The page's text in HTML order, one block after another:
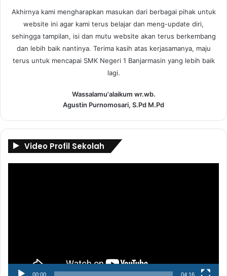
Akhirnya kami mengharapkan masukan dari berbagai pihak untuk
website ini agar kami terus belajar dan meng-update diri,
sehingga tampilan, isi dan mutu website akan terus berkembang
dan lebih baik nantinya. Terima kasih atas kerjasamanya, maju
terus untuk mencapai SMK Negeri 1 Banjarmasin yang lebih baik
lagi.
Wassalamu'alaikum wr.wb.
Agustin Purnomosari, S.Pd M.Pd
Video Profil Sekolah
00:00 04:16